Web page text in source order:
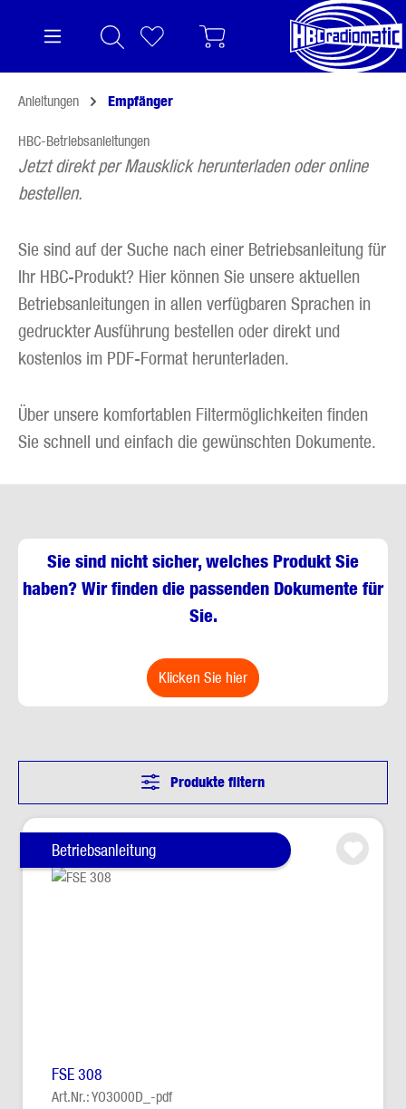
Anleitungen Empfänger
HBC-Betriebsanleitungen
Jetzt direkt per Mausklick herunterladen oder online
bestellen.
Sie sind auf der Suche nach einer Betriebsanleitung für
Ihr HBC-Produkt? Hier können Sie unsere aktuellen
Betriebsanleitungen in allen verfügbaren Sprachen in
gedruckter Ausführung bestellen oder direkt und
kostenlos im PDF-Format herunterladen.
Über unsere komfortablen Filtermöglichkeiten finden
Sie schnell und einfach die gewünschten Dokumente.
Sie sind nicht sicher, welches Produkt Sie
haben? Wir finden die passenden Dokumente für
Sie.
klicken Sie hier
Produkte filtern
Betriebsanleitung
FSE 308
Art.Nr.: YO3000D_-pdf